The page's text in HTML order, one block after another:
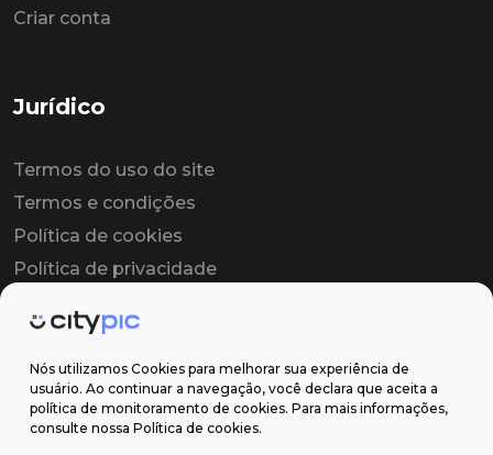
Nós utilizamos Cookies para melhorar sua experiência de
usuário. Ao continuar a navegação, você declara que aceita a
política de monitoramento de cookies. Para mais informações,
consulte nossa Política de cookies.
Criar conta
Jurídico
Termos do uso do site
Termos e condições
Política de cookies
Política de privacidade
Contrato de licença
Suporte